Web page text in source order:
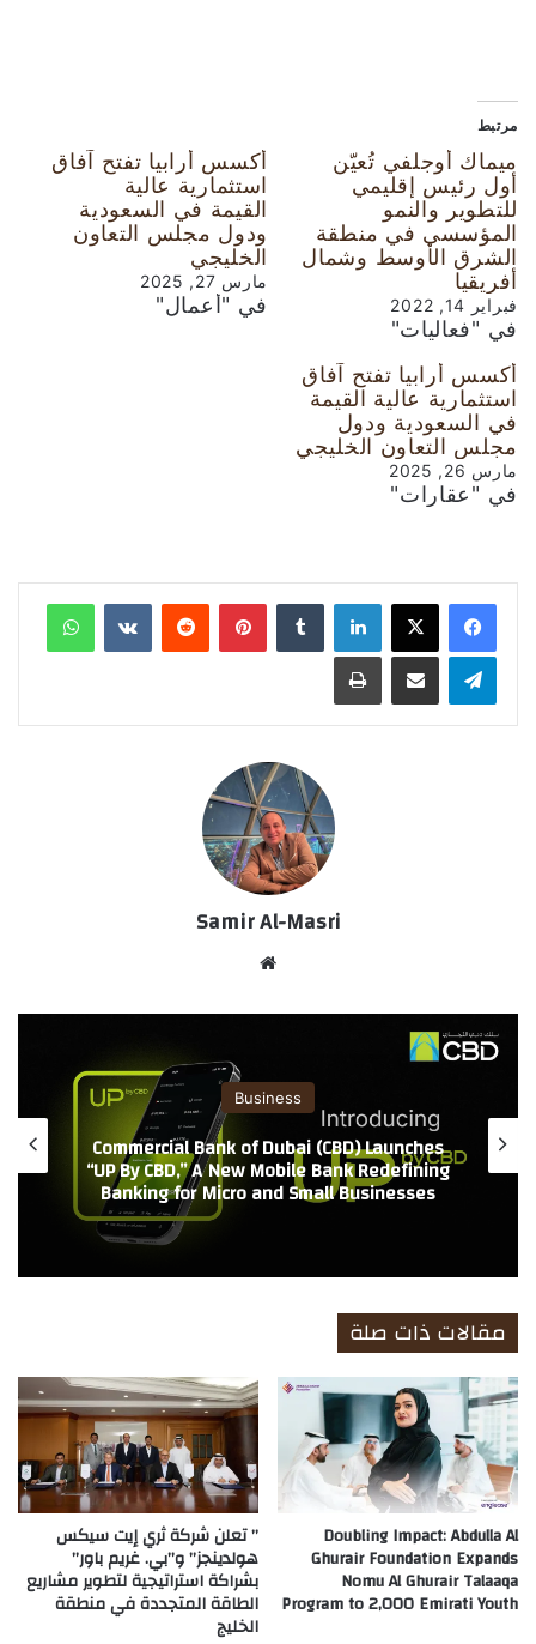
مرتبط
ميماك أوجلفي تُعيّن
أول رئيس إقليمي
للتطوير والنمو
المؤسسي في منطقة
الشرق الأوسط وشمال
أفريقيا
فبراير 14, 2022
في "فعاليات"
أكسس أرابيا تفتح آفاق
استثمارية عالية
القيمة في السعودية
ودول مجلس التعاون
الخليجي
مارس 27, 2025
في "أعمال"
أكسس أرابيا تفتح آفاق
استثمارية عالية القيمة
في السعودية ودول
مجلس التعاون الخليجي
مارس 26, 2025
في "عقارات"
لينكدإن بينتيريست
Samir Al-Masri
الوي
Business
Commercial Bank of Dubai (CBD) Launches
“UP By CBD,” A New Mobile Bank Redefining
Banking for Micro and Small Businesses
مقالات ذات صلة
Doubling Impact: Abdulla Al
Ghurair Foundation Expands
Nomu Al Ghurair Talaaqa
Program to 2,000 Emirati Youth
” تعلن شركة ثري إيت سيكس
هولدينجز” و”بي. غريم باور”
بشراكة استراتيجية لتطوير مشاريع
الطاقة المتجددة في منطقة
الخليج